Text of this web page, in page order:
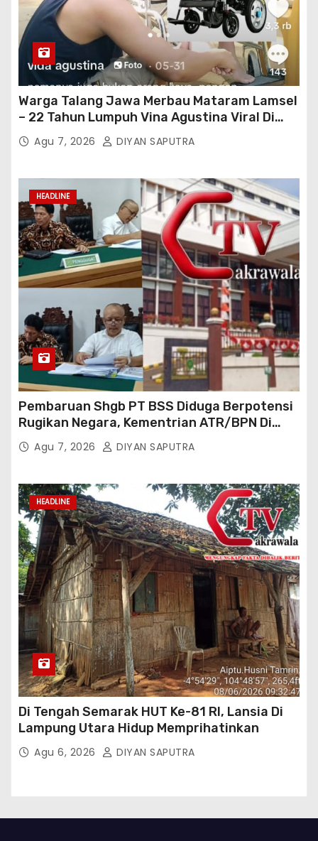
Warga Talang Jawa Merbau Mataram Lamsel
– 22 Tahun Lumpuh Vina Agustina Viral Di
Tiktok Inginkan Kursi Roda Listrik, Kepala
Perwakilan Provinsi Lampung Media
Bertindak
Agu 7, 2026 DIYAN SAPUTRA
HEADLINE
Pembaruan Shgb PT BSS Diduga Berpotensi
Rugikan Negara, Kementrian ATR/BPN Di
Gugat Di PTUN Jakarta
Agu 7, 2026 DIYAN SAPUTRA
HEADLINE
Di Tengah Semarak HUT Ke-81 RI, Lansia Di
Lampung Utara Hidup Memprihatinkan
Agu 6, 2026 DIYAN SAPUTRA